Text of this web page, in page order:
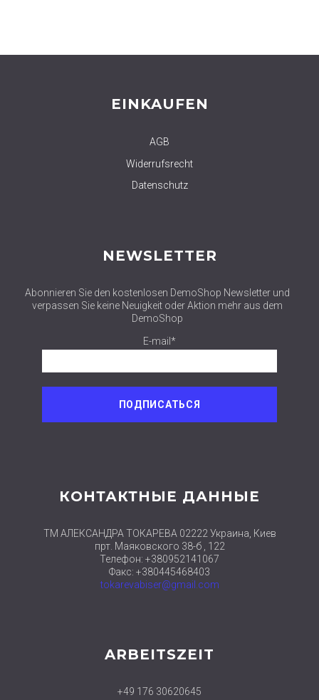
EINKAUFEN
AGB
Widerrufsrecht
Datenschutz
NEWSLETTER
Abonnieren Sie den kostenlosen DemoShop Newsletter und
verpassen Sie keine Neuigkeit oder Aktion mehr aus dem
DemoShop
E-mail*
КОНТАКТНЫЕ ДАННЫЕ
ТМ АЛЕКСАНДРА ТОКАРЕВА 02222 Украина, Киев
прт. Маяковского 38-б , 122
Телефон: +380952141067
Факс: +380445468403
tokarevabiser@gmail.com
ARBEITSZEIT
+49 176 30620645